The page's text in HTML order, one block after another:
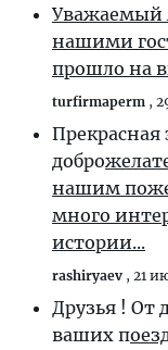
Уважаемый
нашими
прошло на
turfirmaperm ,
Прекрасная
добро
нашим
много
истории...
rashiryaev , 21
Друзья ! От
ваших п